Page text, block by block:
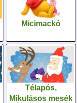
Micimackó
Télapós,
Mikulásos mesék